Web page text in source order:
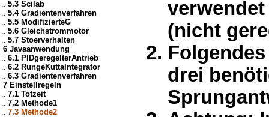
.. 5.3 Scilab
.. 5.4 Gradientenverfahren
.. 5.5 ModifizierteG
.. 5.6 Gleichstrommotor
.. 5.7 Stoerverhalten
6 Javaanwendung
.. 6.1 PIDgeregelterAntrieb
.. 6.2 RungeKuttaIntegrator
.. 6.3 Gradientenverfahren
7 Einstellregeln
.. 7.1 Totzeit
.. 7.2 Methode1
.. 7.3 Methode2
(nicht
drei